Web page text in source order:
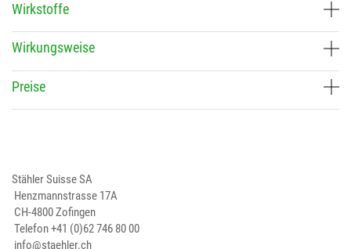
Wirkstoffe
Wirkungsweise
Preise
Stähler Suisse SA
Henzmannstrasse 17A
CH-4800 Zofingen
Telefon+41 (0)62 746 80 00
info@staehler.ch